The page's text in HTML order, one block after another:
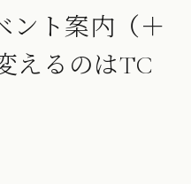
ント案内（＋
えるのはTC